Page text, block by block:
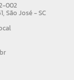
002
São José - SC